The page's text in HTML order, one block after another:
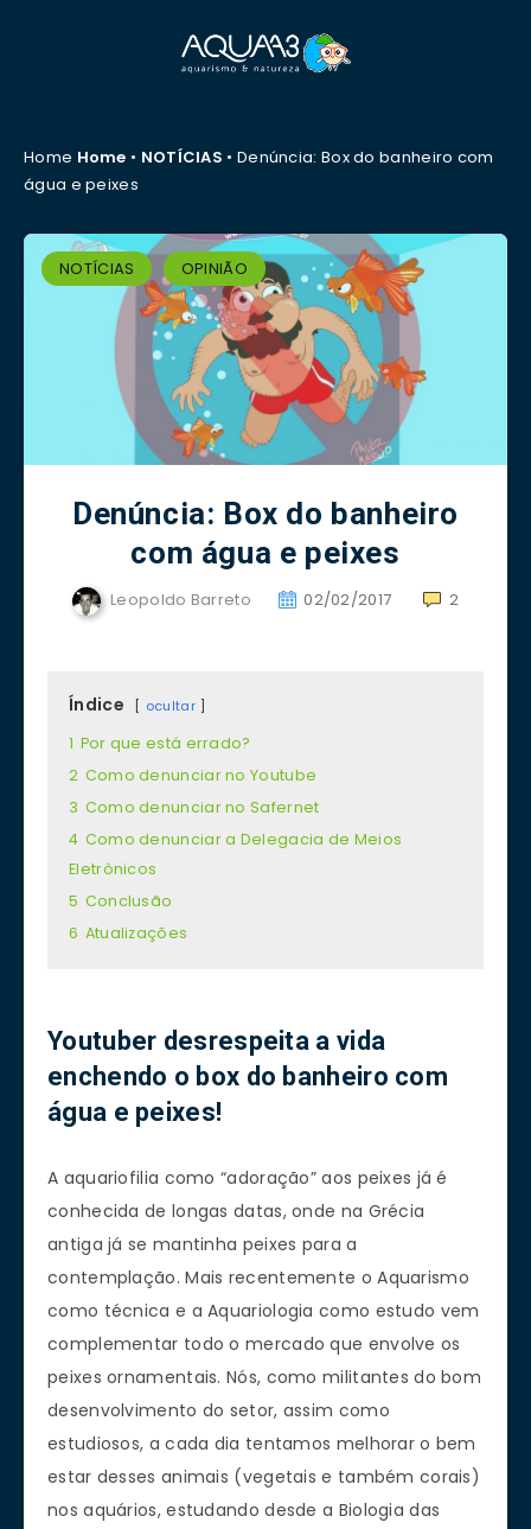
Home Home • NOTÍCIAS • Denúncia: Box do banheiro com
água e peixes
NOTÍCIAS OPINIÃO
Denúncia: Box do banheiro
com água e peixes
Leopoldo Barreto 02/02/2017 2
Índice ocultar
1 Por que está errado?
2 Como denunciar no Youtube
3 Como denunciar no Safernet
4 Como denunciar a Delegacia de Meios
Eletrônicos
5 Conclusão
6 Atualizações
Youtuber desrespeita a vida
enchendo o box do banheiro com
água e peixes!
A aquariofilia como “adoração” aos peixes já é
conhecida de longas datas, onde na Grécia
antiga já se mantinha peixes para a
contemplação. Mais recentemente o Aquarismo
como técnica e a Aquariologia como estudo vem
complementar todo o mercado que envolve os
peixes ornamentais. Nós, como militantes do bom
desenvolvimento do setor, assim como
estudiosos, a cada dia tentamos melhorar o bem
estar desses animais (vegetais e também corais)
nos aquários, estudando desde a Biologia das